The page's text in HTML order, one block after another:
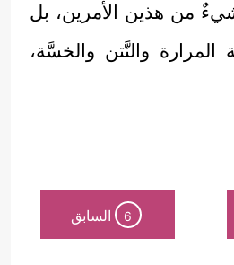
من هذين الأمرين، بل
والنَّتن والخسَّة،
6 السابق